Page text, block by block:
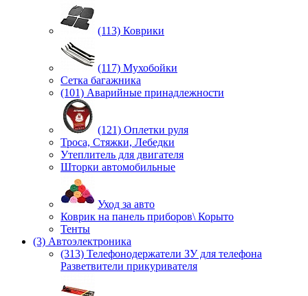
(113) Коврики
(117) Мухобойки
Сетка багажника
(101) Аварийные принадлежности
(121) Оплетки руля
Троса, Стяжки, Лебедки
Утеплитель для двигателя
Шторки автомобильные
Уход за авто
Коврик на панель приборов\ Корыто
Тенты
(3) Автоэлектроника
(313) Телефонодержатели ЗУ для телефона
Разветвители прикуривателя